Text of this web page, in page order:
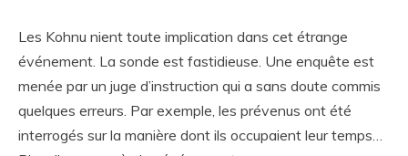
Les Kohnu nient toute implication dans cet étrange
événement. La sonde est fastidieuse. Une enquête est
menée par un juge d’instruction qui a sans doute commis
quelques erreurs. Par exemple, les prévenus ont été
interrogés sur la manière dont ils occupaient leur temps…